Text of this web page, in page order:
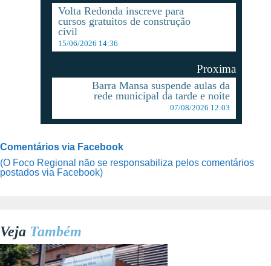
Volta Redonda inscreve para
cursos gratuitos de construção
civil
15/06/2026 14:36
Proxima
Barra Mansa suspende aulas da
rede municipal da tarde e noite
07/08/2026 12:03
Comentários via Facebook
(O Foco Regional não se responsabiliza pelos comentários
postados via Facebook)
Veja Também